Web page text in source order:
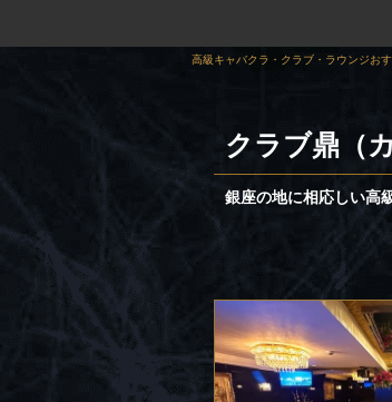
高級キャバクラ・クラブ・ラウンジお
クラブ鼎（
銀座の地に相応しい高